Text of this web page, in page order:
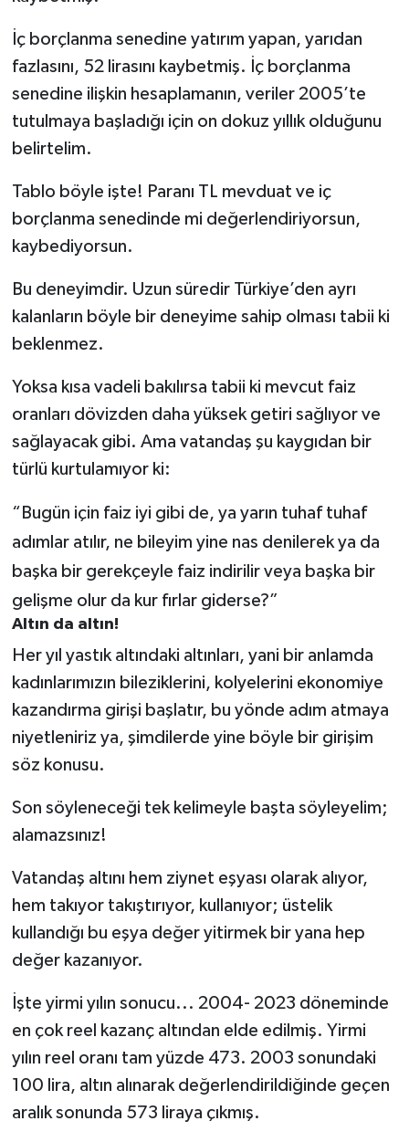
İç borçlanma senedine yatırım yapan, yarıdan
fazlasını, 52 lirasını kaybetmiş. İç borçlanma
senedine ilişkin hesaplamanın, veriler 2005’te
tutulmaya başladığı için on dokuz yıllık olduğunu
belirtelim.
Tablo böyle işte! Paranı TL mevduat ve iç
borçlanma senedinde mi değerlendiriyorsun,
kaybediyorsun.
Bu deneyimdir. Uzun süredir Türkiye’den ayrı
kalanların böyle bir deneyime sahip olması tabii ki
beklenmez.
Yoksa kısa vadeli bakılırsa tabii ki mevcut faiz
oranları dövizden daha yüksek getiri sağlıyor ve
sağlayacak gibi. Ama vatandaş şu kaygıdan bir
türlü kurtulamıyor ki:
“Bugün için faiz iyi gibi de, ya yarın tuhaf tuhaf
adımlar atılır, ne bileyim yine nas denilerek ya da
başka bir gerekçeyle faiz indirilir veya başka bir
gelişme olur da kur fırlar giderse?”
Altın da altın!
Her yıl yastık altındaki altınları, yani bir anlamda
kadınlarımızın bileziklerini, kolyelerini ekonomiye
kazandırma girişi başlatır, bu yönde adım atmaya
niyetleniriz ya, şimdilerde yine böyle bir girişim
söz konusu.
Son söyleneceği tek kelimeyle başta söyleyelim;
alamazsınız!
Vatandaş altını hem ziynet eşyası olarak alıyor,
hem takıyor takıştırıyor, kullanıyor; üstelik
kullandığı bu eşya değer yitirmek bir yana hep
değer kazanıyor.
İşte yirmi yılın sonucu... 2004- 2023 döneminde
en çok reel kazanç altından elde edilmiş. Yirmi
yılın reel oranı tam yüzde 473. 2003 sonundaki
100 lira, altın alınarak değerlendirildiğinde geçen
aralık sonunda 573 liraya çıkmış.